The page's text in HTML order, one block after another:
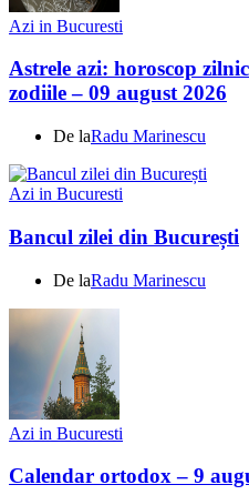
Azi in Bucuresti
Astrele azi: horoscop
zodiile – 09 august 2026
De laRadu Marinescu
Azi in Bucuresti
Bancul zilei din București
De laRadu Marinescu
Azi in Bucuresti
Calendar ortodox – 9